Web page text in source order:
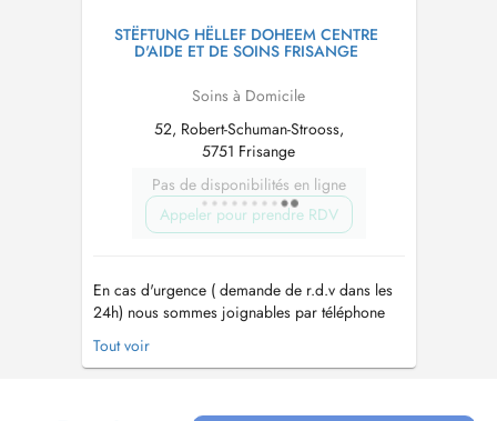
STËFTUNG HËLLEF DOHEEM CENTRE
D'AIDE ET DE SOINS FRISANGE
Soins à Domicile
52, Robert-Schuman-Strooss,
5751 Frisange
Pas de disponibilités en ligne
Appeler pour prendre RDV
En cas d'urgence ( demande de r.d.v dans les
24h) nous sommes joignables par téléphone
24h/24 et 7j/7 au 40 20 80 63 00. - Depuis
1999 le plus grand réseau d'aide et de soins à
Tout voir